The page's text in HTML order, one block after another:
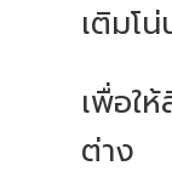
เติมโ
เพื่อใ
ต่าง